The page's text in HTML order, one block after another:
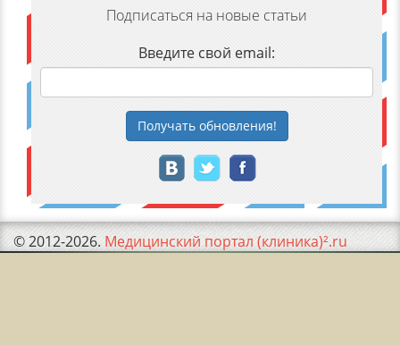
Подписаться на новые статьи
Введите свой email:
Получатьобновления!
© 2012-2026. Медицинский портал (клиника)².ru